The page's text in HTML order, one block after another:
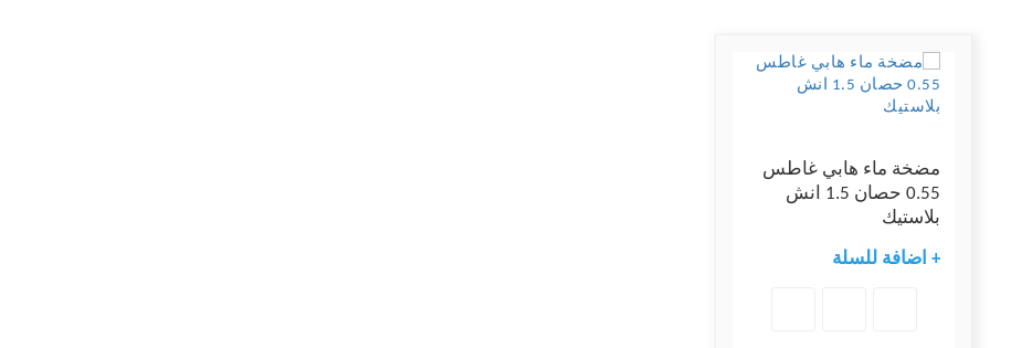
مضخة ماء هابي غاطس
0.55 حصان 1.5 انش
بلاستيك
+ اضافة للسلة